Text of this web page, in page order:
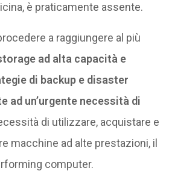
è praticamente assente.
a raggiungere al più
ad alta capacità e
di backup e disaster
ad un’urgente necessità di
di utilizzare, acquistare e
macchine ad alte prestazioni, il
computer.